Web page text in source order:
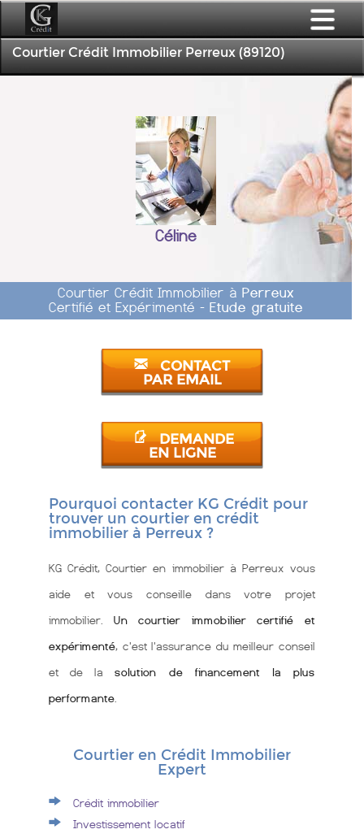
Courtier Crédit Immobilier Perreux (89120)
Céline
Courtier Crédit Immobilier à Perreux
Certifié et Expérimenté - Etude gratuite
CONTACT
PAR EMAIL
DEMANDE
EN LIGNE
Pourquoi contacter KG Crédit pour
trouver un courtier en crédit
immobilier à Perreux ?
KG Crédit, Courtier en immobilier à Perreux vous
aide et vous conseille dans votre projet
immobilier. Un courtier immobilier certifié et
expérimenté, c'est l'assurance du meilleur conseil
et de lasolution de financement la plus
performante
Courtier en Crédit Immobilier
Expert
Crédit immobilier
Investissement locatif